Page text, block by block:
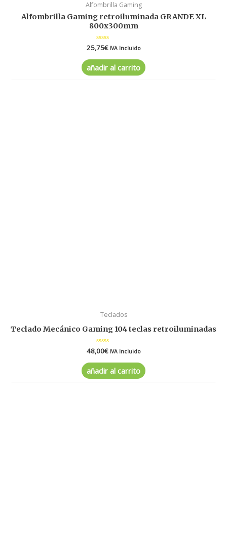
Alfombrilla Gaming
Alfombrilla Gaming retroiluminada GRANDE XL
800x300mm
Valorado
0
de
5
25,75€ IVA Incluido
añadir al carrito
Teclados
Teclado Mecánico Gaming 104 teclas retroiluminadas
Valorado
en
0
de
5
48,00€ IVA Incluido
añadir al carrito